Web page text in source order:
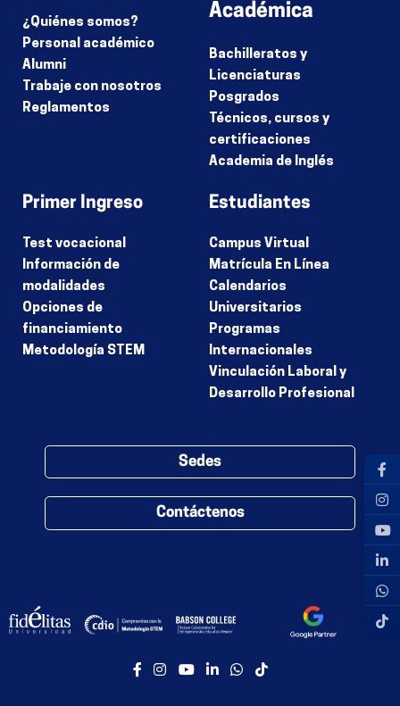
¿Quiénes somos?
Personal académico
Alumni
Trabaje con nosotros
Reglamentos
Académica
Bachilleratos y
Licenciaturas
Posgrados
Técnicos, cursos y
certificaciones
Academia de Inglés
Primer Ingreso
Test vocacional
Información de
modalidades
Opciones de
financiamiento
Metodología STEM
Estudiantes
Campus Virtual
Matrícula En Línea
Calendarios
Universitarios
Programas
Internacionales
Vinculación Laboral y
Desarrollo Profesional
Sedes
Contáctenos